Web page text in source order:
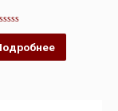
Оценка
из
5